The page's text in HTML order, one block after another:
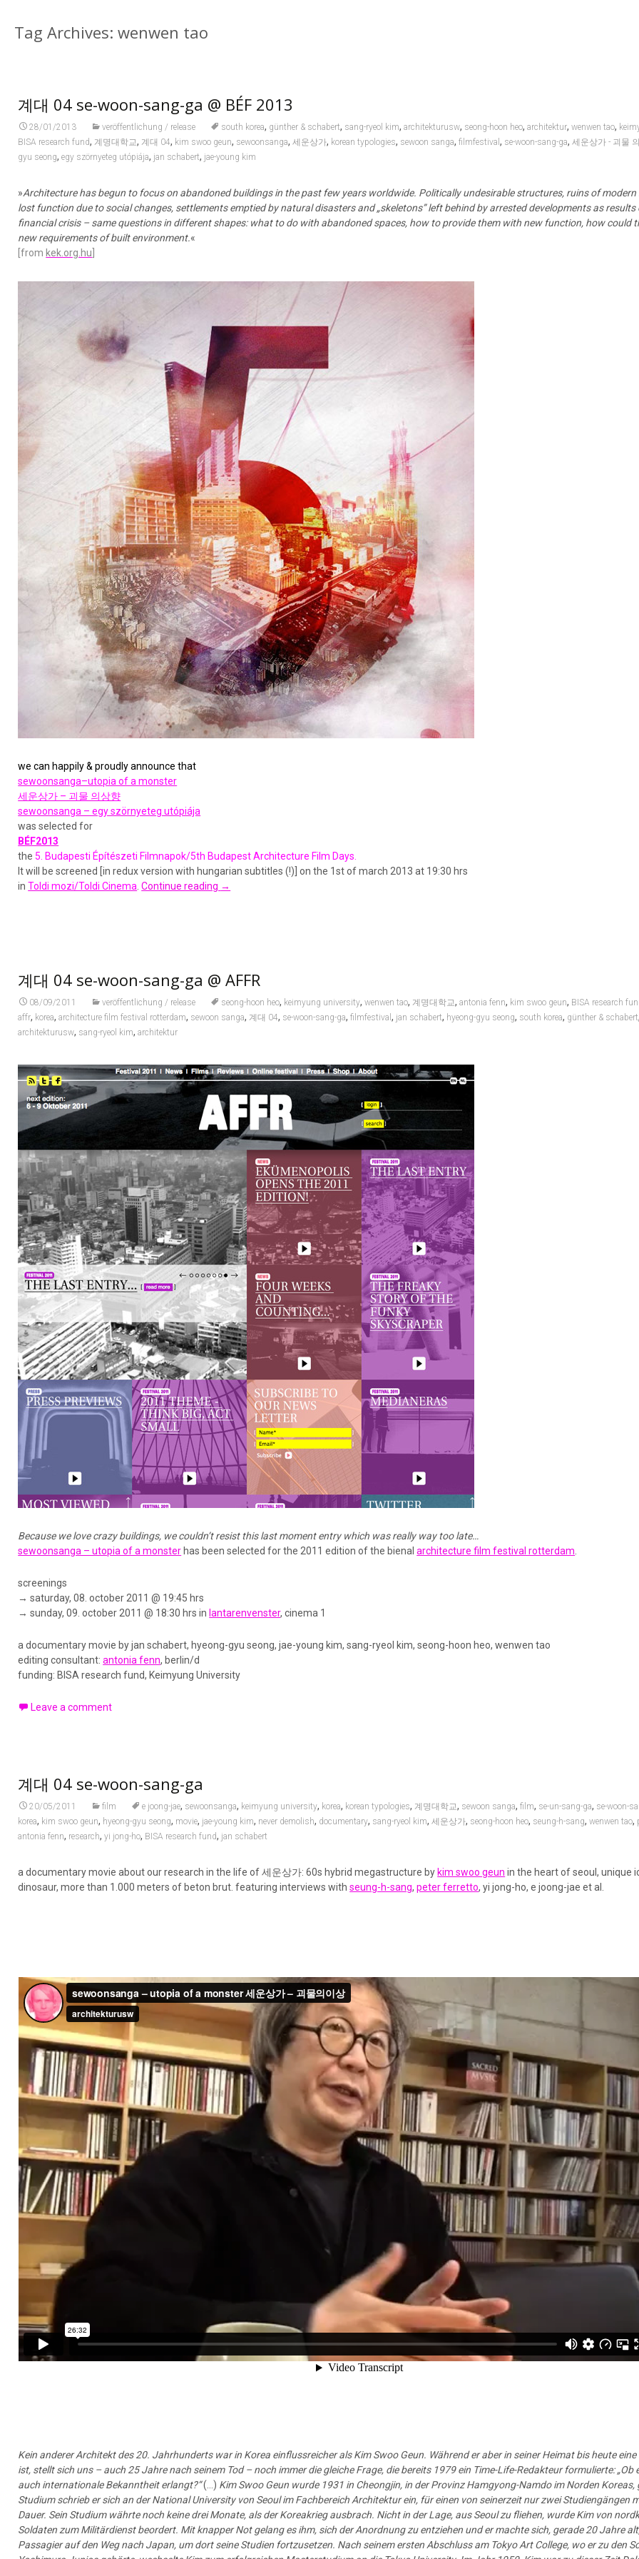
Tag Archives: wenwen tao
계대 04 se-woon-sang-ga @ BÉF 2013
28/01/2013 veröffentlichung / release south korea, günther & schabert, sang-ryeol kim,architekturusw, seong-hoon heo,architektur,wenwen tao,
BISA research fund, 계명대학교, 계대 04, kim swoo geun, sewoonsanga,세운상가, korean typologies, sewoon sanga,filmfestival, se-woon-sang-ga,세운상가 - 괴물
gyu seong,egy szörnyeteg utópiája, jan schabert, jae-young kim
»Architecture has begun to focus on abandoned buildings in the past few years worldwide. Politically undesirable structures, ruins of
lost function due to social changes, settlements emptied by natural disasters and „skeletons” left behind by arrested developments as results
financial crisis – same questions in different shapes: what to do with abandoned spaces, how to provide them with new function, how could
new requirements of built environment.«
[from kek.org.hu
we can happily & proudly announce that
sewoonsanga–utopia of a monster
세운상가 – 괴물 의상향
sewoonsanga – egy szörnyeteg utópiája
was selected for
BÉF2013
the5. Budapesti Építészeti Filmnapok/5th Budapest Architecture Film Days.
It will be screened [in redux version with hungarian subtitles (!)] on the 1st of march 2013 at 19:30 hrs
inToldi mozi/Toldi Cinema .Continue reading →
계대 04 se-woon-sang-ga @ AFFR
08/09/2011 veröffentlichung / release seong-hoon heo, keimyung university,wenwen tao, 계명대학교,antonia fenn, kim swoo geun, BISA research
affr, korea,architecture film festival rotterdam, sewoon sanga, 계대 04, se-woon-sang-ga,filmfestival, jan schabert, hyeong-gyu seong, south korea, günther & schabert,
architekturusw, sang-ryeol kim,architektur
Because we love crazy buildings, we couldn’t resist this last moment entry which was really way too late…
sewoonsanga – utopia of a monster has been selected for the 2011 edition of the bienalarchitecture film festival rotterdam
screenings
→ saturday, 08. october 2011 @ 19:45 hrs
→ sunday, 09. october 2011 @ 18:30 hrs in lantarenvenster, cinema 1
a documentary movie by jan schabert, hyeong-gyu seong, jae-young kim, sang-ryeol kim, seong-hoon heo, wenwen tao
editing consultant:antonia fenn, berlin/d
funding: BISA research fund, Keimyung University
Leave a comment
계대 04 se-woon-sang-ga
20/05/2011 film e joong-jae, sewoonsanga, keimyung university, korea, korean typologies, 계명대학교, sewoon sanga,film, se-un-sang-ga, se-woon-
korea, kim swoo geun, hyeong-gyu seong, movie, jae-young kim, never demolish, documentary, sang-ryeol kim,세운상가, seong-hoon heo, seung-h-sang,wenwen tao,
antonia fenn, research,yi jong-ho, BISA research fund, jan schabert
a documentary movie about our research in the life of 세운상가: 60s hybrid megastructure by kim swoo geun in the heart of seoul, unique
dinosaur, more than 1.000 meters of beton brut. featuring interviews withseung-h-sang,peter ferretto, yi jong-ho, e joong-jae et al.
Kein anderer Architekt des 20. Jahrhunderts war in Korea einflussreicher als Kim Swoo Geun. Während er aber in seiner Heimat bis heute
ist, stellt sich uns – auch 25 Jahre nach seinem Tod – noch immer die gleiche Frage, die bereits 1979 ein Time-Life-Redakteur formulierte: „Ob
auch internationale Bekanntheit erlangt?“(…) Kim Swoo Geun wurde 1931 in Cheongjin, in der Provinz Hamgyong-Namdo im Norden Koreas,
Studium schrieb er sich an der National University von Seoul im Fachbereich Architektur ein, für einen von seinerzeit nur zwei Studiengängen
Dauer. Sein Studium währte noch keine drei Monate, als der Koreakrieg ausbrach. Nicht in der Lage, aus Seoul zu fliehen, wurde Kim von
Soldaten zum Militärdienst beordert. Mit knapper Not gelang es ihm, sich der Anordnung zu entziehen und er machte sich, gerade 20 Jahre
Passagier auf den Weg nach Japan, um dort seine Studien fortzusetzen. Nach seinem ersten Abschluss am Tokyo Art College, wo er zu den